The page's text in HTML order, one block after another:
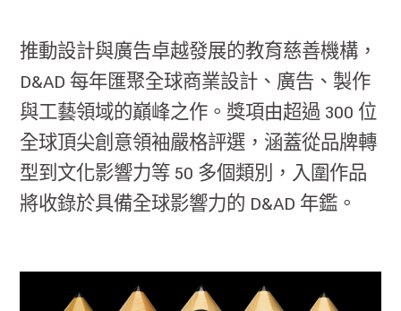
推動設計與廣告卓越發展的教育慈善機構，
D&AD 每年匯聚全球商業設計、廣告、製作
與工藝領域的巔峰之作。獎項由超過 300 位
全球頂尖創意領袖嚴格評選，涵蓋從品牌轉
型到文化影響力等 50 多個類別，入圍作品
將收錄於具備全球影響力的 D&AD 年鑑。